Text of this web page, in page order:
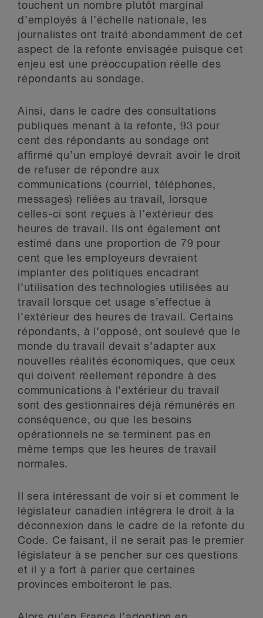
touchent un nombre plutôt marginal
d’employés à l’échelle nationale, les
journalistes ont traité abondamment de cet
aspect de la refonte envisagée puisque cet
enjeu est une préoccupation réelle des
répondants au sondage.
Ainsi, dans le cadre des consultations
publiques menant à la refonte, 93 pour
cent des répondants au sondage ont
affirmé qu’un employé devrait avoir le droit
de refuser de répondre aux
communications (courriel, téléphones,
messages) reliées au travail, lorsque
celles-ci sont reçues à l’extérieur des
heures de travail. Ils ont également ont
estimé dans une proportion de 79 pour
cent que les employeurs devraient
implanter des politiques encadrant
l’utilisation des technologies utilisées au
travail lorsque cet usage s’effectue à
l’extérieur des heures de travail. Certains
répondants, à l’opposé, ont soulevé que le
monde du travail devait s’adapter aux
nouvelles réalités économiques, que ceux
qui doivent réellement répondre à des
communications à l’extérieur du travail
sont des gestionnaires déjà rémunérés en
conséquence, ou que les besoins
opérationnels ne se terminent pas en
même temps que les heures de travail
normales.
Il sera intéressant de voir si et comment le
législateur canadien intégrera le droit à la
déconnexion dans le cadre de la refonte du
Code. Ce faisant, il ne serait pas le premier
législateur à se pencher sur ces questions
et il y a fort à parier que certaines
provinces emboiteront le pas.